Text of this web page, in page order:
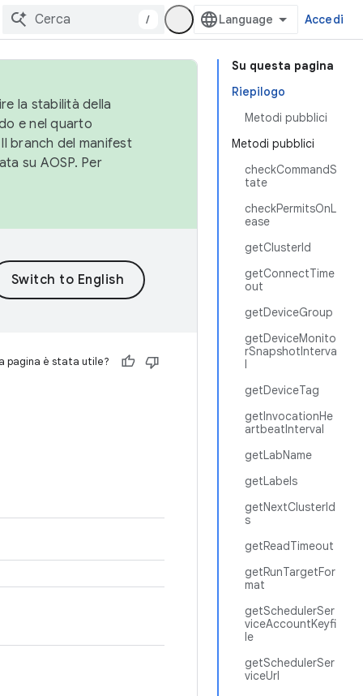
/ Accedi
Su questa pagina
Riepilogo
Metodi pubblici
Metodi pubblici
checkCommandS
tate
checkPermitsOnL
ease
getClusterId
getConnectTime
out
getDeviceGroup
getDeviceMonito
rSnapshotInterva
l
getDeviceTag
getInvocationHe
artbeatInterval
getLabName
getLabels
getNextClusterId
s
getReadTimeout
getRunTargetFor
mat
getSchedulerSer
viceAccountKeyfi
le
getSchedulerSer
viceUrl
la stabilità della
e nel quarto
Il branch del manifest
su AOSP. Per
pagina è stata utile?